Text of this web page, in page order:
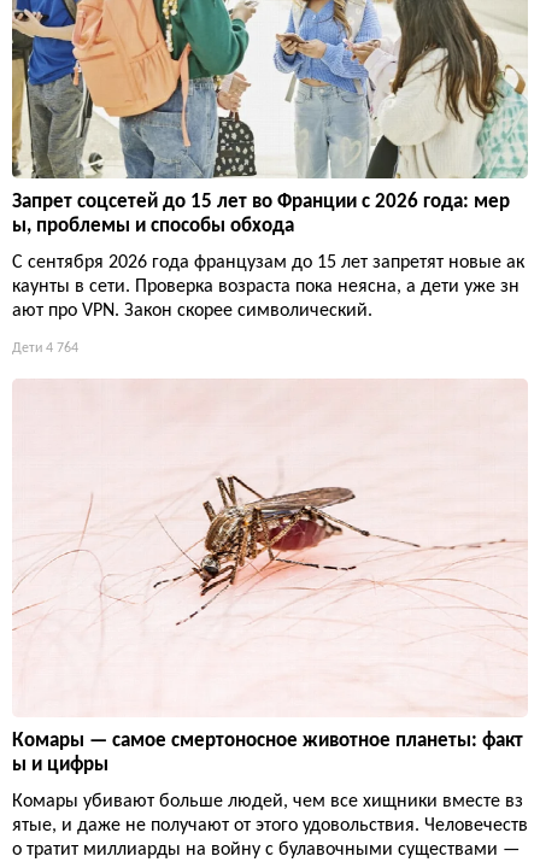
Запрет соцсетей до 15 лет во Франции с 2026 года: мер
ы, проблемы и способы обхода
С сентября 2026 года французам до 15 лет запретят новые ак
каунты в сети. Проверка возраста пока неясна, а дети уже зн
ают про VPN. Закон скорее символический.
Дети 4 764
Комары — самое смертоносное животное планеты: факт
ы и цифры
Комары убивают больше людей, чем все хищники вместе вз
ятые, и даже не получают от этого удовольствия. Человечеств
о тратит миллиарды на войну с булавочными существами —